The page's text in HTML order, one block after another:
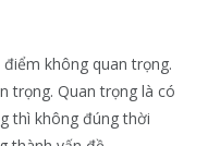
không quan trọng.
trọng. Quan trọng là có
thì không đúng thời